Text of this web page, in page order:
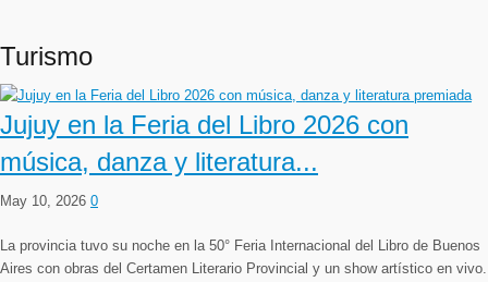
Turismo
Jujuy en la Feria del Libro 2026 con
música, danza y literatura...
May 10, 2026 0
La provincia tuvo su noche en la 50° Feria Internacional del Libro de Buenos
Aires con obras del Certamen Literario Provincial y un show artístico en vivo.